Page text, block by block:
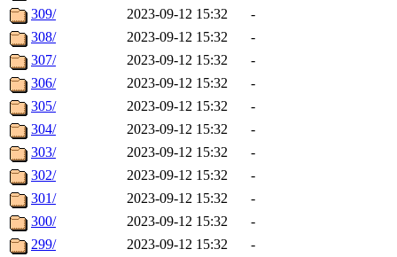
309/
2023-09-12 15:32
-
308/
2023-09-12 15:32
-
307/
2023-09-12 15:32
-
306/
2023-09-12 15:32
-
305/
2023-09-12 15:32
-
304/
2023-09-12 15:32
-
303/
2023-09-12 15:32
-
302/
2023-09-12 15:32
-
301/
2023-09-12 15:32
-
300/
2023-09-12 15:32
-
299/
2023-09-12 15:32
-